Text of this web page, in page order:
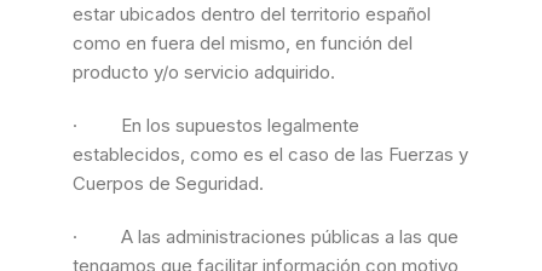
estar ubicados dentro del territorio español
como en fuera del mismo, en función del
producto y/o servicio adquirido.
· En los supuestos legalmente
establecidos, como es el caso de las Fuerzas y
Cuerpos de Seguridad.
· A las administraciones públicas a las que
tengamos que facilitar información con motivo